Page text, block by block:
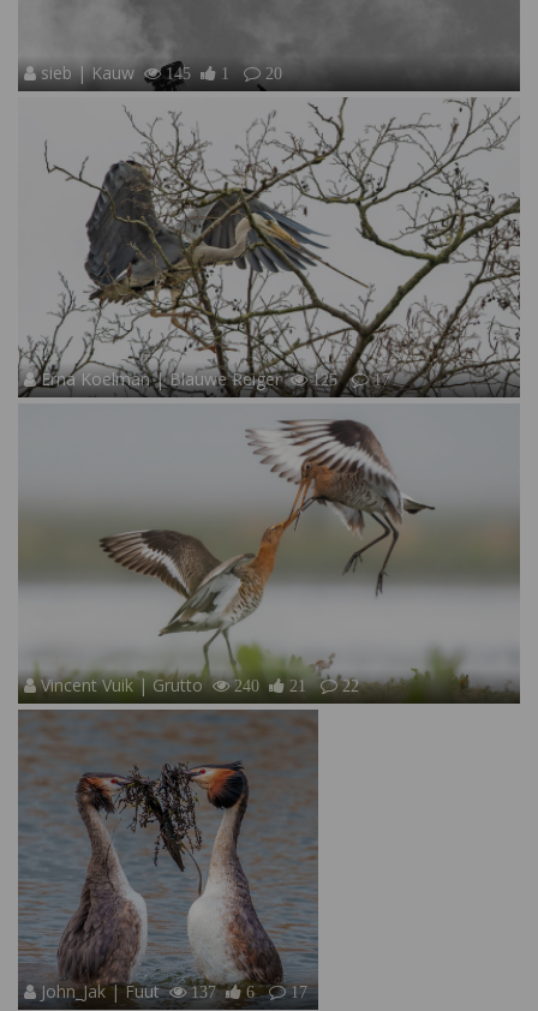
sieb | Kauw 145 1 20
Erna Koelman | Blauwe Reiger 125 17
Vincent Vuik | Grutto 240 21 22
John_Jak | Fuut 137 6 17